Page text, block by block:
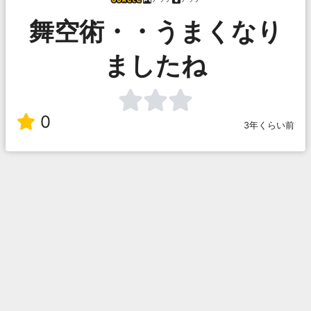
舞空術・・うまくなり
ましたね
0 3年くらい前